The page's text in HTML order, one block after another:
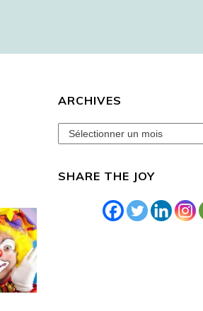
ARCHIVES
archives
SHARE THE JOY